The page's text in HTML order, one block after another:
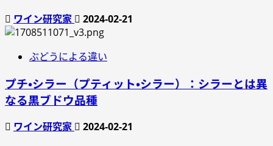
ワイン研究家 2024-02-21
ぶどうによる違い
プチ・シラー（プティット・シラー）：シラーとは異
なる黒ブドウ品種
ワイン研究家 2024-02-21